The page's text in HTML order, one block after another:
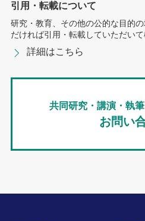
引用・転載について
研究・教育、その他の公的な目的
だければ引用・転載していただいて
詳細はこちら
共同研究・講演・執
お問い